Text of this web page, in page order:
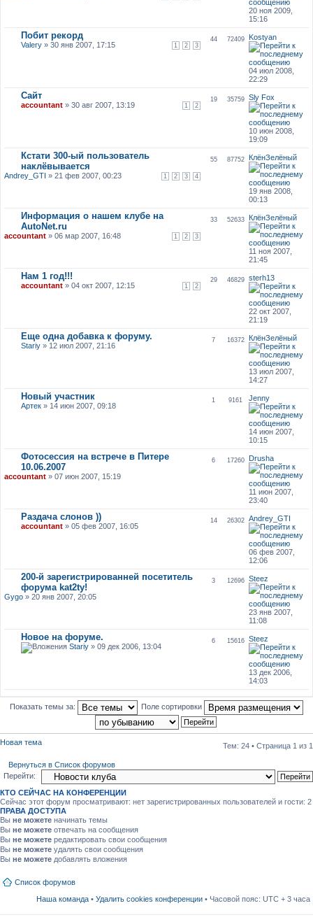
20 ноя 2009,
15:16
Побит рекорд
1 2 3
Valery» 30 янв 2007, 17:15
44 72409 Kostyan
04 июл 2008,
22:29
Сайт
1 2
accountant» 30 авг 2007, 13:19
19 35759 Sly Fox
10 июн 2008,
19:09
Кстати 300-ый пользователь
наклёвывается
1 2 3 4
Andrey_GTI » 21 фев 2007, 00:23
55 87752 КлёнЗелёный
19 янв 2008,
00:13
Информация о нашем клубе на
AutoNet.ru
1 2 3
accountant» 06 мар 2007, 16:48
33 52633 КлёнЗелёный
11 ноя 2007,
21:45
Нам 1 год!!!
1 2
accountant» 04 окт 2007, 12:15
29 46829 sterh13
22 окт 2007,
21:19
Еще одна добавка к форуму.
Stariy» 12 июл 2007, 21:16
7 16372 КлёнЗелёный
13 июл 2007,
14:27
Новый участник
Артек» 14 июн 2007, 09:18
1 9161 Jenny
14 июн 2007,
10:15
Фотосессия на встрече в Питере
10.06.2007
accountant» 07 июн 2007, 15:19
6 17260 Drusha
11 июн 2007,
23:40
Раздача слонов ))
accountant» 05 фев 2007, 16:05
14 26302 Andrey_GTI
06 фев 2007,
12:06
200-й зарегистрированней посетитель
форума kat2ty!
Gygo» 20 янв 2007, 20:05
3 12696 Steez
23 янв 2007,
11:08
Новое на форуме.
Stariy» 09 дек 2006, 13:04
6 15616 Steez
13 дек 2006,
14:03
Показать темы за: Поле сортировки
Новая тема Тем: 24 • Страница 1 из 1
Вернуться в Список форумов
Перейти:
КТО СЕЙЧАС НА КОНФЕРЕНЦИИ
Сейчас этот форум просматривают: нет зарегистрированных пользователей и гости: 2
ПРАВА ДОСТУПА
Вы не можете начинать темы
Вы не можете отвечать на сообщения
Вы не можете редактировать свои сообщения
Вы не можете удалять свои сообщения
Вы не можете добавлять вложения
Список форумов
Наша команда• Удалить cookies конференции• Часовой пояс: UTC + 3 часа